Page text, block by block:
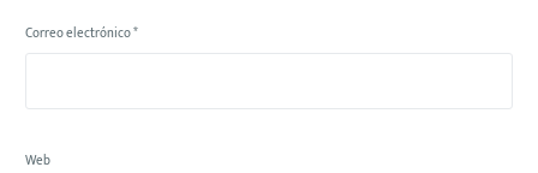
Correo electrónico*
Web